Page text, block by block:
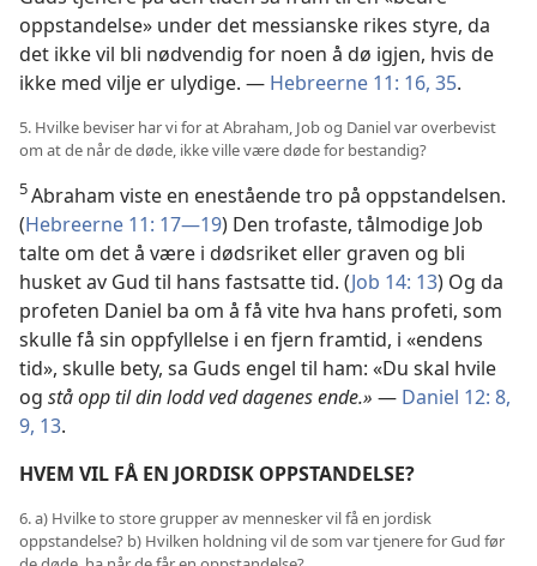
oppstandelse» under det messianske rikes styre, da
det ikke vil bli nødvendig for noen å dø igjen, hvis de
ikke med vilje er ulydige. — Hebreerne 11: 16, 35.
5. Hvilke beviser har vi for at Abraham, Job og Daniel var overbevist
om at de når de døde, ikke ville være døde for bestandig?
5Abraham viste en enestående tro på oppstandelsen.
(Hebreerne 11: 17—19) Den trofaste, tålmodige Job
talte om det å være i dødsriket eller graven og bli
husket av Gud til hans fastsatte tid. (Job 14: 13) Og da
profeten Daniel ba om å få vite hva hans profeti, som
skulle få sin oppfyllelse i en fjern framtid, i «endens
tid», skulle bety, sa Guds engel til ham: «Du skal hvile
og stå opp til din lodd ved dagenes ende.» — Daniel 12: 8,
9, 13.
HVEM VIL FÅ EN JORDISK OPPSTANDELSE?
6. a) Hvilke to store grupper av mennesker vil få en jordisk
oppstandelse? b) Hvilken holdning vil de som var tjenere for Gud før